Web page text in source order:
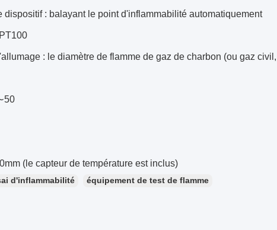
dispositif : balayant le point d'inflammabilité automatiquement
: le diamètre de flamme de gaz de charbon (ou gaz
(le capteur de température est inclus)
d'inflammabilité
équipement de test de flamme